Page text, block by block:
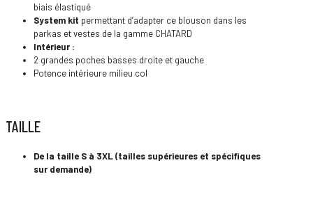
biais élastiqué
System kit permettant d’adapter ce blouson dans les
parkas et vestes de la gamme CHATARD
Intérieur :
2 grandes poches basses droite et gauche
Potence intérieure milieu col
TAILLE
De la taille S à 3XL (tailles supérieures et spécifiques
sur demande)